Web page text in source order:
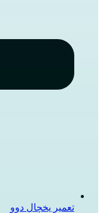
تعمیر یخچال دوو